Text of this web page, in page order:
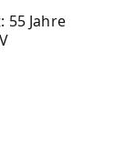
55 Jahre